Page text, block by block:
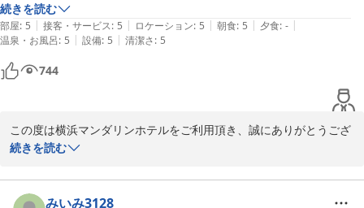
です。
続きを読む
部屋: 5 | 接客・サービス: 5 | ロケーション: 5 | 朝食: 5 | 夕食: - |
温泉・お風呂: 5 | 設備: 5 | 清潔さ: 5
744
この度は横浜マンダリンホテルをご利用頂き、誠にありがとうござ
います。
を利用しやすいお部屋でしたと言うお言葉大変光栄でございます。
お客様が快適に過ごされた様子がうかがえて、とても嬉しく思いま
続きを読む
みいみ3128